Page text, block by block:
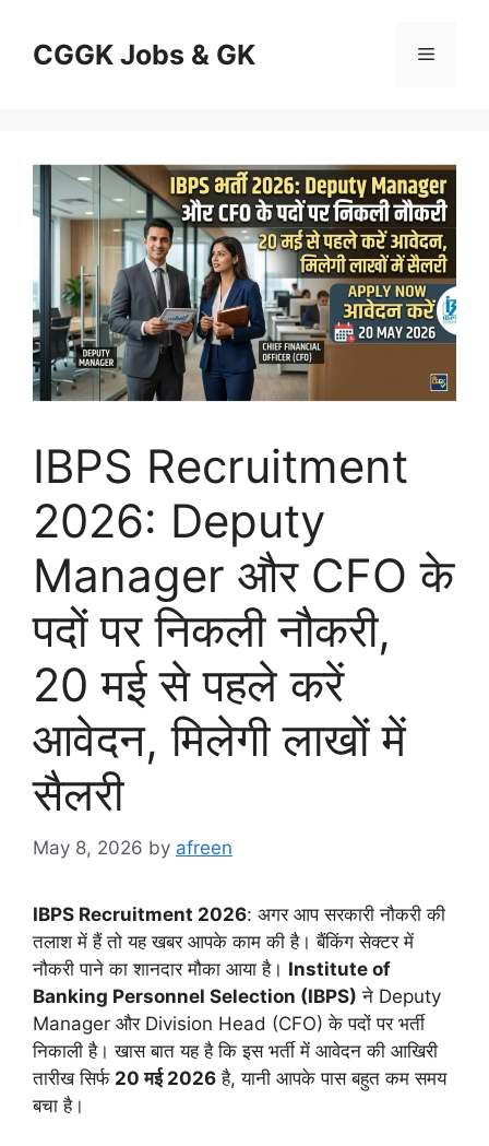
contentCGGK Jobs & GK Menu
IBPS Recruitment
2026: Deputy
Manager और CFO के
पदों पर निकली नौकरी,
20 मई से पहले करें
आवेदन, मिलेगी लाखों में
सैलरी
May 8, 2026 by afreen
IBPS Recruitment 2026: अगर आप सरकारी नौकरी की
तलाश में हैं तो यह खबर आपके काम की है। बैंकिंग सेक्टर में
नौकरी पाने का शानदार मौका आया है। Institute of
Banking Personnel Selection (IBPS) ने Deputy
Manager और Division Head (CFO) के पदों पर भर्ती
निकाली है। खास बात यह है कि इस भर्ती में आवेदन की आखिरी
तारीख सिर्फ 20 मई 2026 है, यानी आपके पास बहुत कम समय
बचा है।